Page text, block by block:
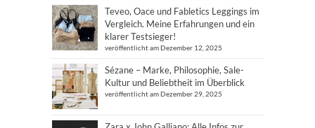
Teveo, Oace und Fabletics Leggings im
Vergleich. Meine Erfahrungen und ein
klarer Testsieger!
veröffentlicht am Dezember 12, 2025
Sézane – Marke, Philosophie, Sale-
Kultur und Beliebtheit im Überblick
veröffentlicht am Dezember 29, 2025